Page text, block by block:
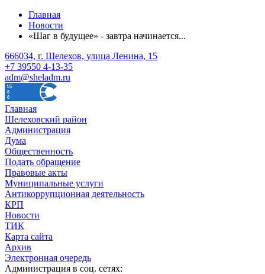
Главная
Новости
«Шаг в будущее» - завтра начинается...
666034, г. Шелехов, улица Ленина, 15
+7 39550 4-13-35
adm@sheladm.ru
Главная
Шелеховский район
Администрация
Дума
Общественность
Подать обращение
Правовые акты
Муниципальные услуги
Антикоррупционная деятельность
КРП
Новости
ТИК
Карта сайта
Архив
Электронная очередь
Администрация в соц. сетях: